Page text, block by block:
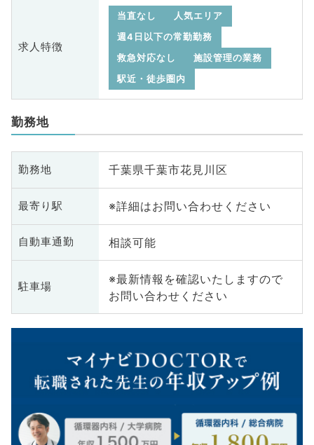
求人特徴
当直なし
人気エリア
週4日以下の常勤勤務
救急対応なし
施設管理の業務
駅近・徒歩圏内
勤務地
勤務地 千葉県千葉市花見川区
最寄り駅 ※詳細はお問い合わせください
自動車通勤 相談可能
駐車場
※最新情報を確認いたしますので
お問い合わせください